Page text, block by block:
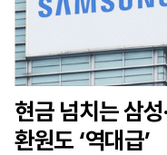
ENGLISH
中
文
Tiếng
Việt
지
면
신
문
후
원
제
보
회
사
앱
설
현금 넘치는 삼
환원도 ‘역대급’